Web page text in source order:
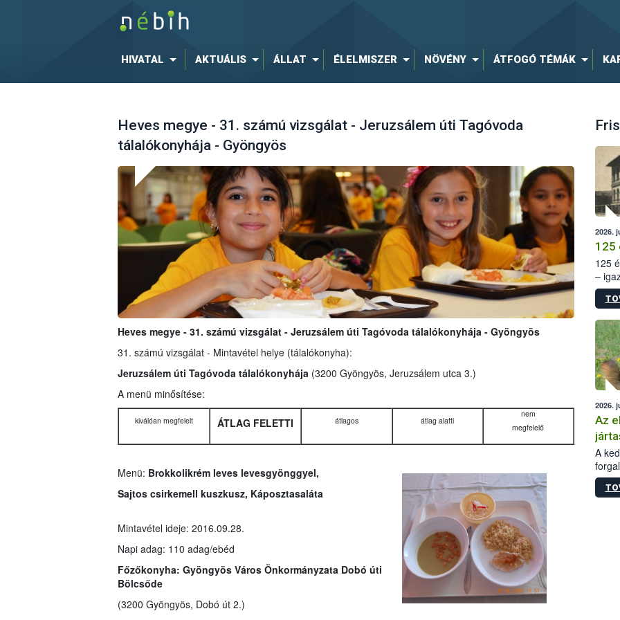
HIVATAL AKTUÁLIS ÁLLAT ÉLELMISZER NÖVÉNY ÁTFOGÓ TÉMÁK
Heves megye - 31. számú vizsgálat - Jeruzsálem úti Tagóvoda
tálalókonyhája - Gyöngyös
Heves megye - 31. számú vizsgálat - Jeruzsálem úti Tagóvoda tálalókonyhája - Gyöngyös
31. számú vizsgálat - Mintavétel helye (tálalókonyha):
Jeruzsálem úti Tagóvoda tálalókonyhája (3200 Gyöngyös, Jeruzsálem utca 3.)
A menü minősítése:
kiválóan megfelelt ÁTLAG FELETTI átlagos átlag alatti
nem
megfelelő
Menü: Brokkolikrém leves levesgyönggyel,
Sajtos csirkemell kuszkusz, Káposztasaláta
Mintavétel ideje: 2016.09.28.
Napi adag: 110 adag/ebéd
Főzőkonyha: Gyöngyös Város Önkormányzata Dobó úti
Bölcsőde
(3200 Gyöngyös, Dobó út 2.)
2026.
125
125
–
15.
2026.
Az
A